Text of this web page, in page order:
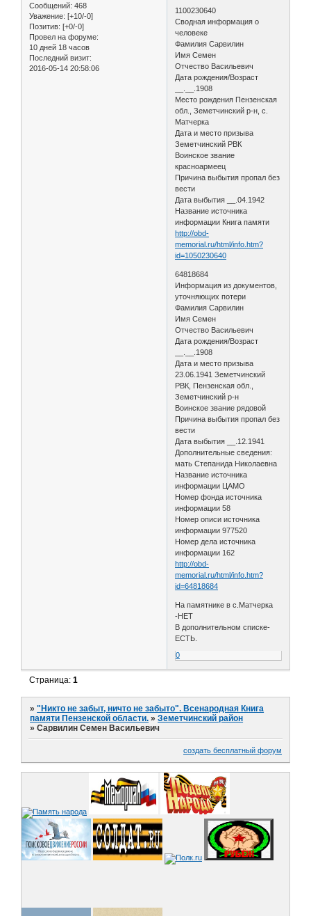
Сообщений: 468
Уважение: [+10/-0]
Позитив: [+0/-0]
Провел на форуме:
10 дней 18 часов
Последний визит:
2016-05-14 20:58:06
1100230640
Сводная информация о
человеке
Фамилия Сарвилин
Имя Семен
Отчество Васильевич
Дата рождения/Возраст
__.__.1908
Место рождения Пензенская
обл., Земетчинский р-н, с.
Матчерка
Дата и место призыва
Земетчинский РВК
Воинское звание
красноармеец
Причина выбытия пропал без
вести
Дата выбытия __.04.1942
Название источника
информации Книга памяти
http://obd-
memorial.ru/html/info.htm?
id=1050230640
64818684
Информация из документов,
уточняющих потери
Фамилия Сарвилин
Имя Семен
Отчество Васильевич
Дата рождения/Возраст
__.__.1908
Дата и место призыва
23.06.1941 Земетчинский
РВК, Пензенская обл.,
Земетчинский р-н
Воинское звание рядовой
Причина выбытия пропал без
вести
Дата выбытия __.12.1941
Дополнительные сведения:
мать Степанида Николаевна
Название источника
информации ЦАМО
Номер фонда источника
информации 58
Номер описи источника
информации 977520
Номер дела источника
информации 162
http://obd-
memorial.ru/html/info.htm?
id=64818684
На памятнике в с.Матчерка
-НЕТ
В дополнительном списке-
ЕСТЬ.
0
Страница:1
»"Никто не забыт, ничто не забыто". Всенародная Книга
памяти Пензенской области. »Земетчинский район
»Сарвилин Семен Васильевич
создать бесплатный форум